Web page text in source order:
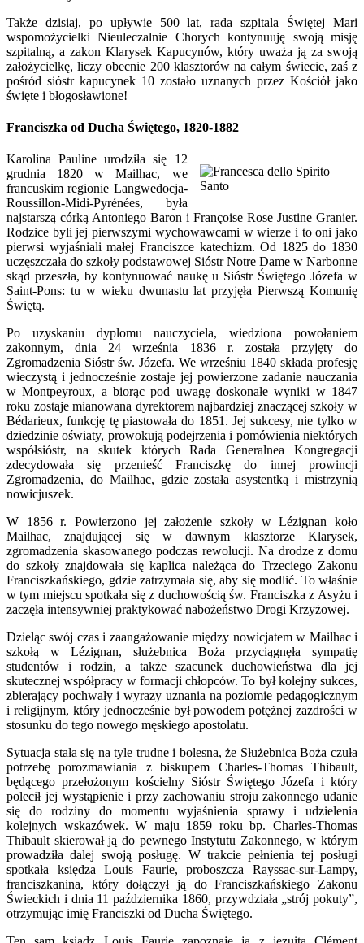
Także dzisiaj, po upływie 500 lat, rada szpitala Świętej Mari
wspomożycielki Nieuleczalnie Chorych kontynuuję swoją misję
szpitalną, a zakon Klarysek Kapucynów, który uważa ją za swoją
założycielkę, liczy obecnie 200 klasztorów na całym świecie, zaś z
pośród sióstr kapucynek 10 zostało uznanych przez Kościół jako
święte i błogosławione!
Franciszka od Ducha Świętego, 1820-1882
Karolina Pauline urodziła się 12
grudnia 1820 w Mailhac, we
francuskim regionie Langwedocja-
Roussillon-Midi-Pyrénées, była
najstarszą córką Antoniego Baron i Françoise Rose Justine Granier.
Rodzice byli jej pierwszymi wychowawcami w wierze i to oni jako
pierwsi wyjaśniali małej Franciszce katechizm. Od 1825 do 1830
uczęszczała do szkoły podstawowej Sióstr Notre Dame w Narbonne
skąd przeszła, by kontynuować naukę u Sióstr Świętego Józefa w
Saint-Pons: tu w wieku dwunastu lat przyjęła Pierwszą Komunię
Świętą.
Po uzyskaniu dyplomu nauczyciela, wiedziona powołaniem
zakonnym, dnia 24 września 1836 r. została przyjęty do
Zgromadzenia Sióstr św. Józefa. We wrześniu 1840 składa profesję
wieczystą i jednocześnie zostaje jej powierzone zadanie nauczania
w Montpeyroux, a biorąc pod uwagę doskonałe wyniki w 1847
roku zostaje mianowana dyrektorem najbardziej znaczącej szkoły w
Bédarieux, funkcję tę piastowała do 1851. Jej sukcesy, nie tylko w
dziedzinie oświaty, prowokują podejrzenia i pomówienia niektórych
współsióstr, na skutek których Rada Generalnea Kongregacji
zdecydowała się przenieść Franciszkę do innej prowincji
Zgromadzenia, do Mailhac, gdzie została asystentką i mistrzynią
nowicjuszek.
W 1856 r. Powierzono jej założenie szkoły w Lézignan koło
Mailhac, znajdującej się w dawnym klasztorze Klarysek,
zgromadzenia skasowanego podczas rewolucji. Na drodze z domu
do szkoły znajdowała się kaplica należąca do Trzeciego Zakonu
Franciszkańskiego, gdzie zatrzymała się, aby się modlić. To właśnie
w tym miejscu spotkała się z duchowością św. Franciszka z Asyżu i
zaczęła intensywniej praktykować nabożeństwo Drogi Krzyżowej.
Dzieląc swój czas i zaangażowanie między nowicjatem w Mailhac i
szkołą w Lézignan, służebnica Boża przyciągnęła sympatię
studentów i rodzin, a także szacunek duchowieństwa dla jej
skutecznej współpracy w formacji chłopców. To był kolejny sukces,
zbierający pochwały i wyrazy uznania na poziomie pedagogicznym
i religijnym, który jednocześnie był powodem potężnej zazdrości w
stosunku do tego nowego męskiego apostolatu.
Sytuacja stała się na tyle trudne i bolesna, że Służebnica Boża czuła
potrzebę porozmawiania z biskupem Charles-Thomas Thibault,
będącego przełożonym kościelny Sióstr Świętego Józefa i który
polecił jej wystąpienie i przy zachowaniu stroju zakonnego udanie
się do rodziny do momentu wyjaśnienia sprawy i udzielenia
kolejnych wskazówek. W maju 1859 roku bp. Charles-Thomas
Thibault skierował ją do pewnego Instytutu Zakonnego, w którym
prowadziła dalej swoją posługę. W trakcie pełnienia tej posługi
spotkała księdza Louis Faurie, proboszcza Rayssac-sur-Lampy,
franciszkanina, który dołączył ją do Franciszkańskiego Zakonu
Świeckich i dnia 11 października 1860, przywdziała „strój pokuty”,
otrzymując imię Franciszki od Ducha Świętego.